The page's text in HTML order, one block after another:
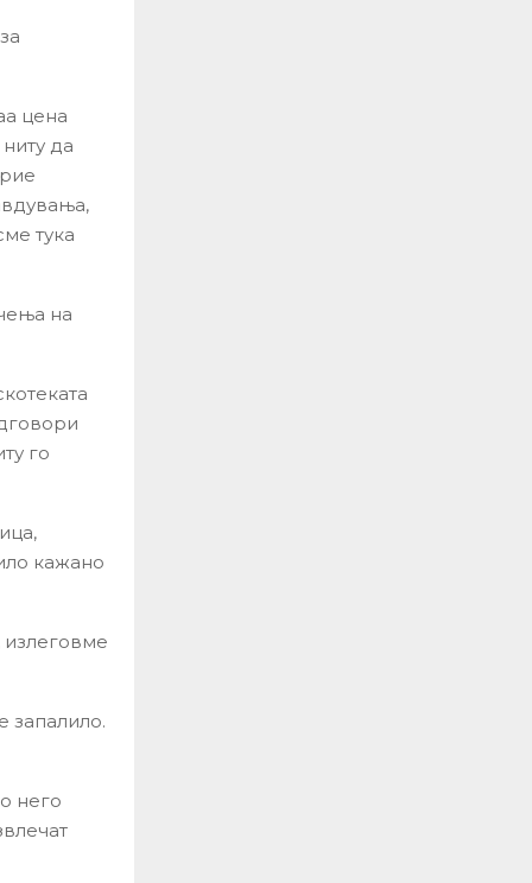
цена
да
тука
на
го
кажано
запалило.
него